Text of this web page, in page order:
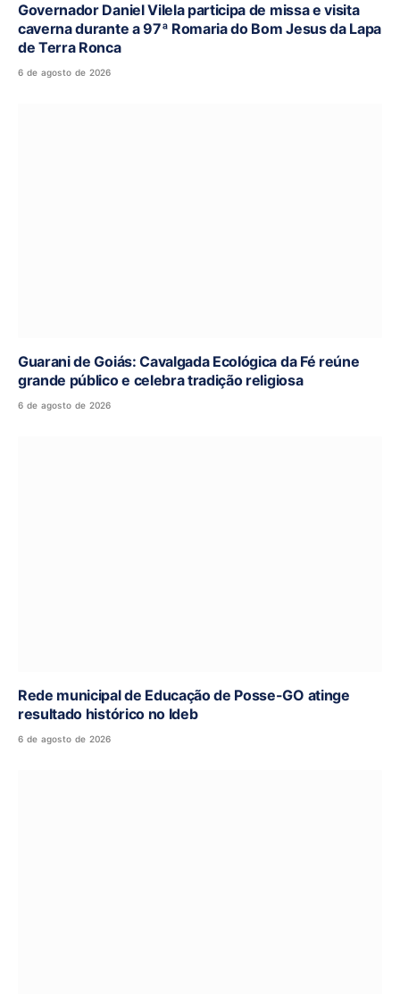
Governador Daniel Vilela participa de missa e visita
caverna durante a 97ª Romaria do Bom Jesus da Lapa
de Terra Ronca
6 de agosto de 2026
Guarani de Goiás: Cavalgada Ecológica da Fé reúne
grande público e celebra tradição religiosa
6 de agosto de 2026
Rede municipal de Educação de Posse-GO atinge
resultado histórico no Ideb
6 de agosto de 2026